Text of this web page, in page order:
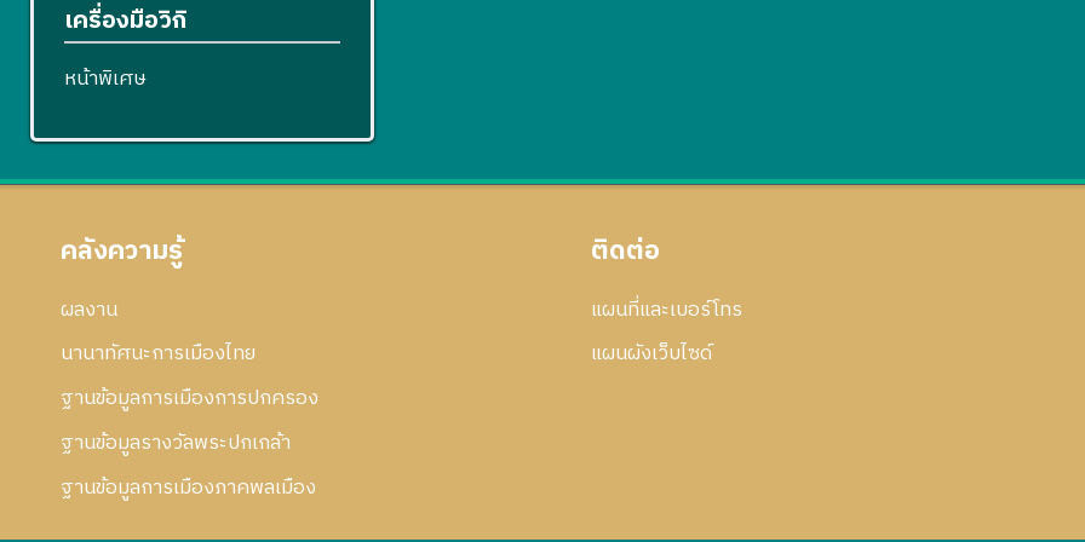
เครื่องมือวิกิ
หน้าพิเศษ
คลังความรู้
ผลงาน
นานาทัศนะการเมืองไทย
ฐานข้อมูลการเมืองการปกครอง
ฐานข้อมูลรางวัลพระปกเกล้า
ฐานข้อมูลการเมืองภาคพลเมือง
ติดต่อ
แผนที่และเบอร์โทร
แผนผังเว็บไซด์